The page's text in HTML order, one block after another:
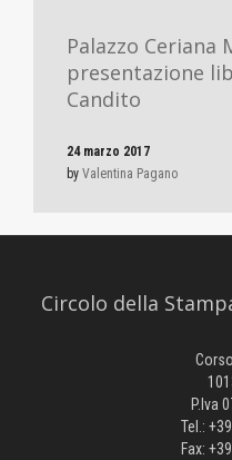
Palazzo Ceriana
presentazione
Candito
24 marzo 2017
by Valentina Pagano
Circolo della
P.Iva
Tel.:
Fax: